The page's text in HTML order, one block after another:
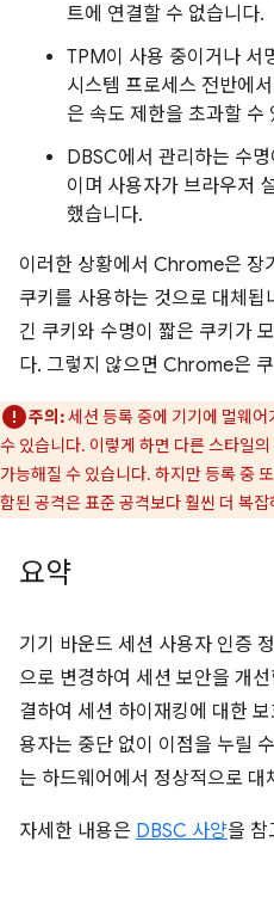
트에 연결할 수 없습니다.
TPM이 사용 중이거나 서
시스템 프로세스 전반에
은 속도 제한을 초과할 수
DBSC에서 관리하는 수
이며 사용자가 브라우저
했습니다.
이러한 상황에서 Chrome은 장
쿠키를 사용하는 것으로 대체됩
긴 쿠키와 수명이 짧은 쿠키가
다. 그렇지 않으면 Chrome은
주의:세션 등록 중에 기기에 멀웨
수 있습니다. 이렇게 하면 다른 스타일
가능해질 수 있습니다. 하지만 등록 중
함된 공격은 표준 공격보다 훨씬 더 복
요약
기기 바운드 세션 사용자 인증
으로 변경하여 세션 보안을 개
결하여 세션 하이재킹에 대한
용자는 중단 없이 이점을 누릴
는 하드웨어에서 정상적으로 대
자세한 내용은 DBSC 사양을 참